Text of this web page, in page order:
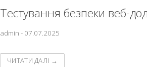
Тестування безпеки веб-
admin - 07.07.2025
ЧИТАТИ ДАЛІ →